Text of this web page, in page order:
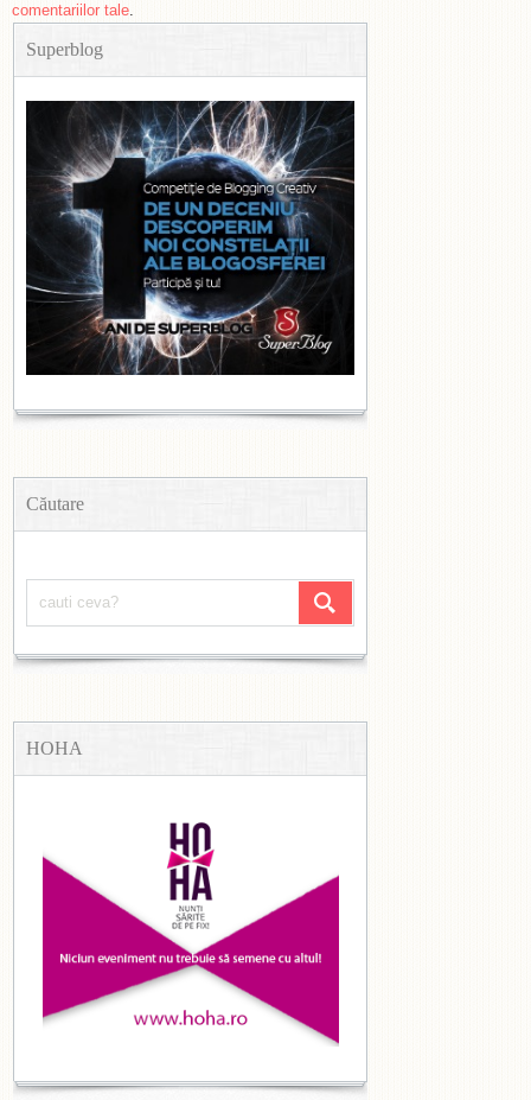
comentariilor tale.
Superblog
Căutare
HOHA